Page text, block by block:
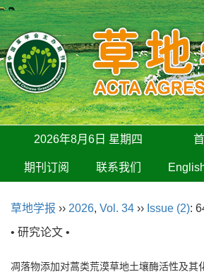
2026年8月6日 星期四
期刊订阅 联系我们
草地学报 ›› 2026, Vol. 34 ›› Issue (2):
• 研究论文 •
凋落物添加对蒿类荒漠草地土壤酶活性及其